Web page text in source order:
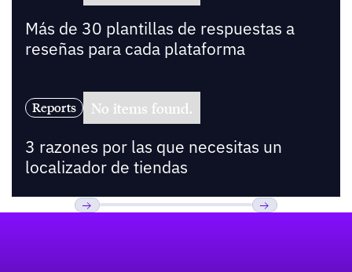
Más de 30 plantillas de respuestas a
reseñas para cada plataforma
Reports No items found.
3 razones por las que necesitas un
localizador de tiendas